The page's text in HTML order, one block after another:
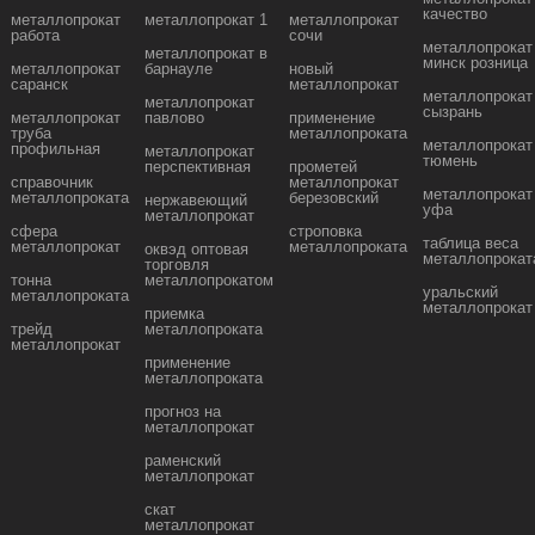
металлопрокат
работа
металлопрокат
саранск
металлопрокат
труба
профильная
справочник
металлопроката
сфера
металлопрокат
тонна
металлопроката
трейд
металлопрокат
металлопрокат 1
металлопрокат в
барнауле
металлопрокат
павлово
металлопрокат
перспективная
нержавеющий
металлопрокат
оквэд оптовая
торговля
металлопрокатом
приемка
металлопроката
применение
металлопроката
прогноз на
металлопрокат
раменский
металлопрокат
скат
металлопрокат
металлопрокат
сочи
новый
металлопрокат
применение
металлопроката
прометей
металлопрокат
березовский
строповка
металлопроката
качество
металлопрокат
минск розница
металлопрокат
сызрань
металлопрокат
тюмень
металлопрокат
уфа
таблица веса
уральский
металлопрокат